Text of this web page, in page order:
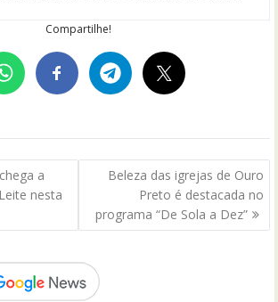
Compartilhe!
a
nesta
Beleza das igrejas de Ouro
Preto é destacada no
programa “De Sola a Dez”